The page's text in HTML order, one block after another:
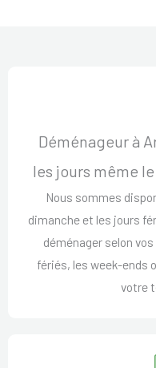
Déménageur à
les jours même
Nous sommes
dimanche et les jours
déménager selon
fériés, les week-ends
votre